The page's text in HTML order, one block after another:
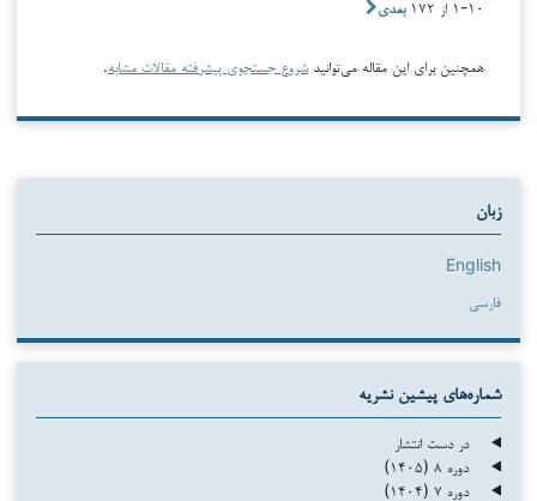
۱-۱۰ از ۱۷۲ بعدی
همچنین برای این مقاله می‌توانید شروع جستجوی پیشرفته مقالات مشابه.
زبان
English
فارسی
شماره‌های پیشین نشریه
در دست انتشار
دوره ۸ (۱۴۰۵)
دوره ۷ (۱۴۰۴)